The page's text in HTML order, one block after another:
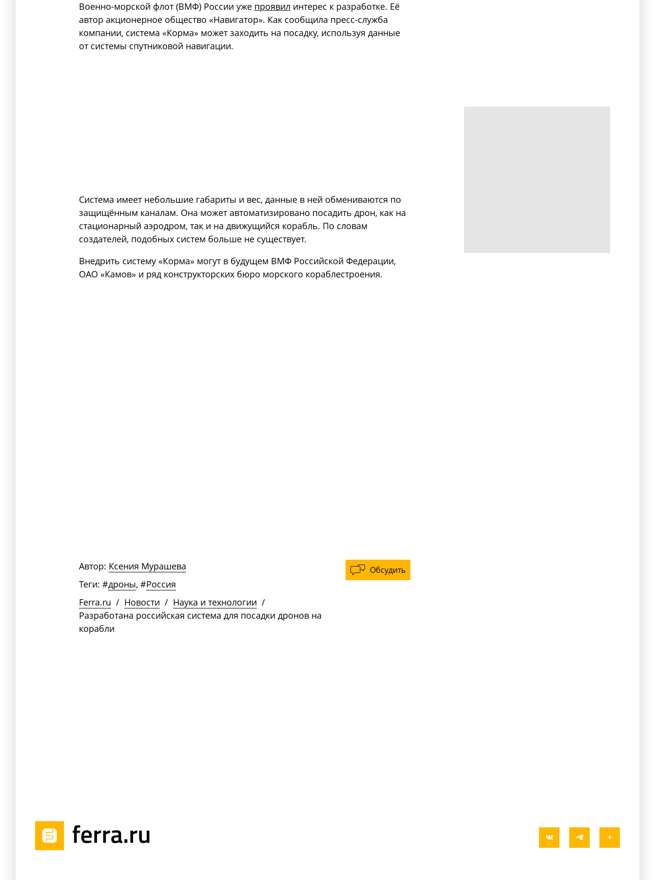
Военно-морской флот (ВМФ) России уже проявил интерес к разработке. Её
автор акционерное общество «Навигатор». Как сообщила пресс-служба
компании, система «Корма» может заходить на посадку, используя данные
от системы спутниковой навигации.
Система имеет небольшие габариты и вес, данные в ней обмениваются по
защищённым каналам. Она может автоматизировано посадить дрон, как на
стационарный аэродром, так и на движущийся корабль. По словам
создателей, подобных систем больше не существует.
Внедрить систему «Корма» могут в будущем ВМФ Российской Федерации,
ОАО «Камов» и ряд конструкторских бюро морского кораблестроения.
Обсудить
Автор: Ксения Мурашева
Теги: #дроны, #Россия
Ferra.ru / Новости / Наука и технологии /
Разработана российская система для посадки дронов на
корабли